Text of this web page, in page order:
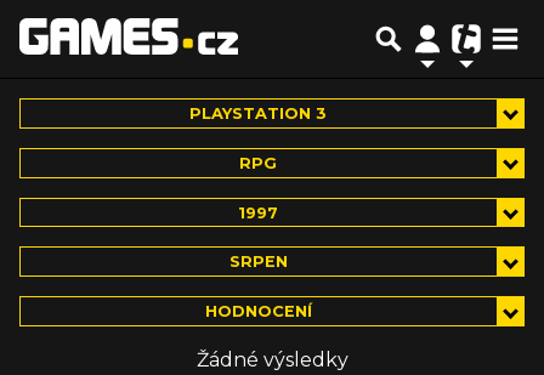
PLAYSTATION 3
RPG
1997
SRPEN
HODNOCENÍ
Žádné výsledky